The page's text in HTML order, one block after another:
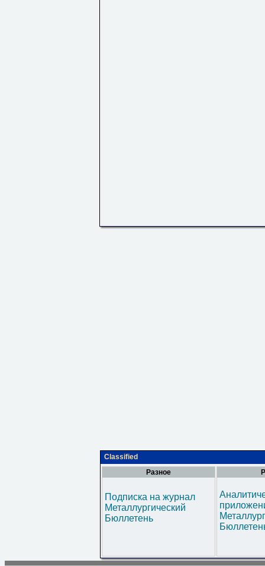
Classified
Разное
Подписка на журнал
Металлургический
Бюллетень